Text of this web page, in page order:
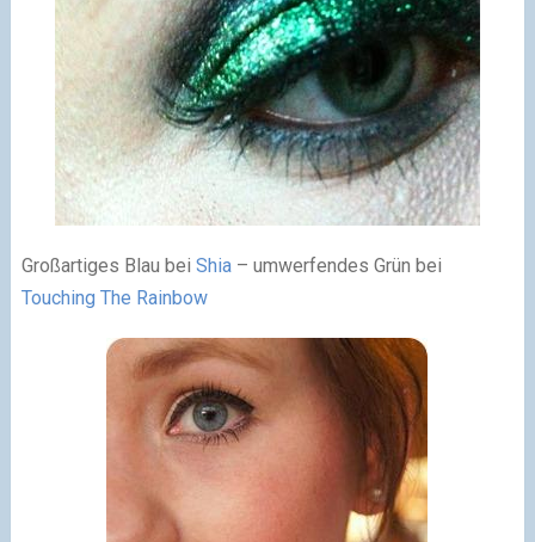
Großartiges Blau bei Shia– umwerfendes Grün bei
Touching The Rainbow